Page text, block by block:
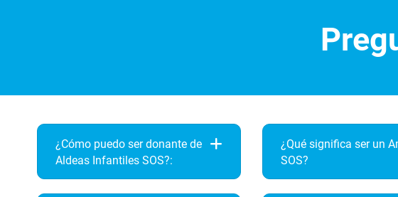
¿Cómo puedo ser donante de
Aldeas Infantiles SOS?:
¿Qué significa ser un
SOS?